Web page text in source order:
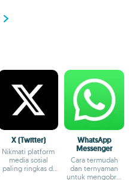
X (Twitter)
Nikmati platform
media sosial
paling ringkas di
WhatsApp
Messenger
Cara termudah
dan ternyaman
untuk mengobrol